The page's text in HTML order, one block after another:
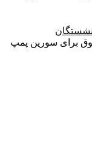
برای سورین پمپ